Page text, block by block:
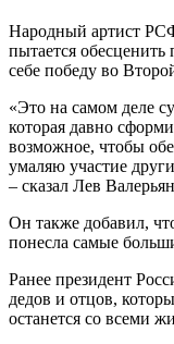
Народный артист
пытается
себе победу во
«Это на самом деле
которая давно
возможное, чтобы
умаляю участие
– сказал Лев
Он также добавил,
понесла самые
Ранее президент
дедов и отцов,
останется со всеми